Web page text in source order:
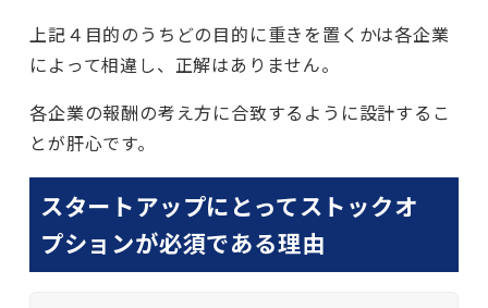
上記４目的のうちどの目的に重きを置くかは各企業
によって相違し、正解はありません。
各企業の報酬の考え方に合致するように設計するこ
とが肝心です。
スタートアップにとってストックオ
プションが必須である理由